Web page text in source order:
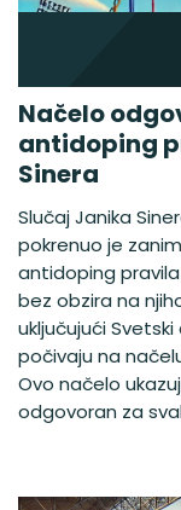
Načelo
antidoping
Sinera
Slučaj Janika
pokrenuo je
antidoping
bez obzira na
uključujući
počivaju na
Ovo načelo
odgovoran za